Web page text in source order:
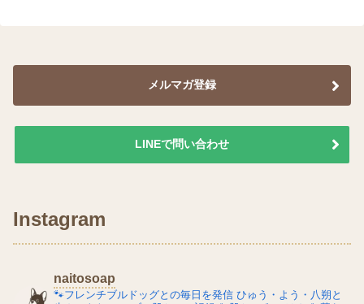
メルマガ登録
LINEで問い合わせ
Instagram
naitosoap
🐾フレンチブルドッグとの毎日を発信 ひゅう・よう・八朔と